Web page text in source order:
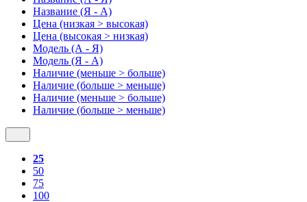
Название (Я - А)
Цена (низкая > высокая)
Цена (высокая > низкая)
Модель (А - Я)
Модель (Я - А)
Наличие (меньше > больше)
Наличие (больше > меньше)
Наличие (меньше > больше)
Наличие (больше > меньше)
25
50
75
100